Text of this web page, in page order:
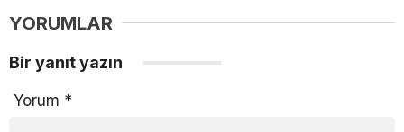
YORUMLAR
Bir yanıt yazın
Yorum *